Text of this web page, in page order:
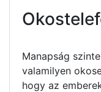
Manapság
valamilyen
hogy az